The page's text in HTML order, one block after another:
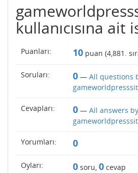
kullanıcısına
Puanları: 10 puan (4,881 .
Soruları: 0 — All questions
Cevapları: 0 — All answers by
Yorumları: 0
Oyları: 0 soru, 0 cevap